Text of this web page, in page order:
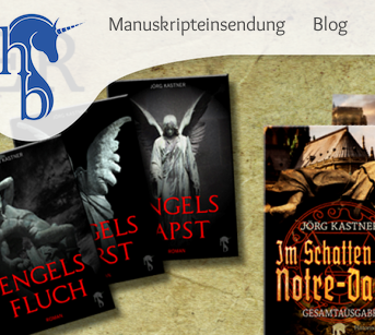
Manuskripteinsendung Blog